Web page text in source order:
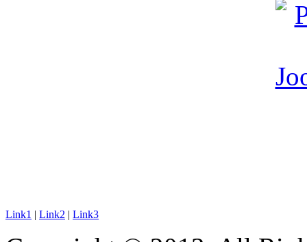
Link1 | Link2 | Link3